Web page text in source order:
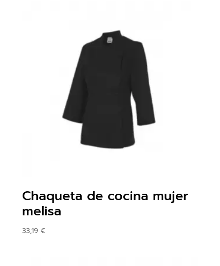
Chaqueta de cocina mujer
melisa
33,19 €